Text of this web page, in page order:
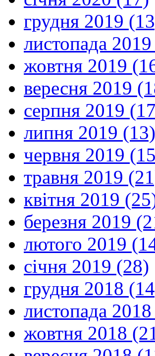
грудня 2019
листопада
жовтня 2019
вересня 2019
серпня 2019
липня 2019 (13)
червня 2019
травня 2019
квітня 2019
березня 2019
лютого 2019
січня 2019 (28)
грудня 2018
листопада
жовтня 2018